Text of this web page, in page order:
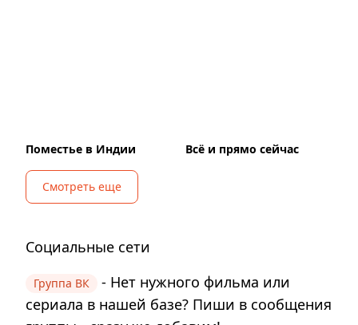
Поместье в Индии Всё и прямо сейчас
Смотреть еще
Социальные сети
Группа ВК
- Нет нужного фильма или
сериала в нашей базе? Пиши в сообщения